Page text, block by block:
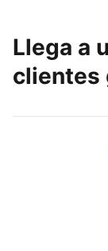
Llega a
clientes
Llega a